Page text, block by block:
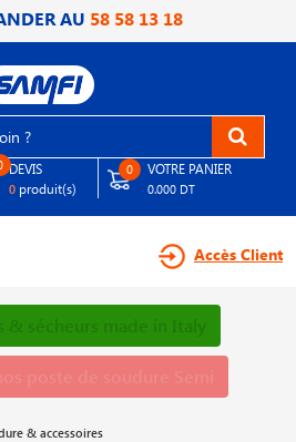
AU 58 58 13 18
DEVIS
0 produit(s)
0 VOTRE PANIER
0.000 DT
Accès Client
& accessoires